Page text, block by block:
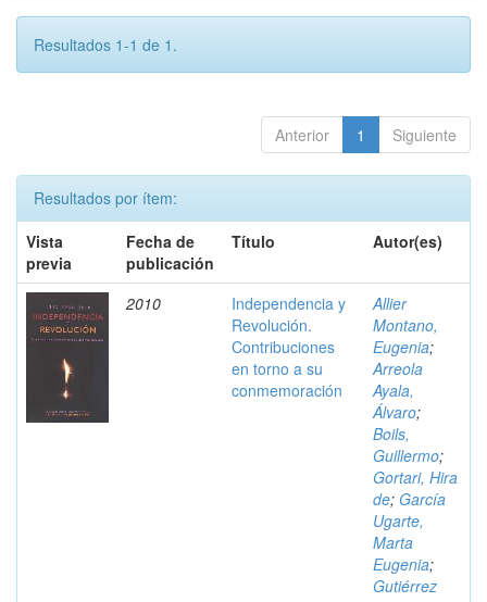
Resultados 1-1 de 1.
Anterior 1 Siguiente
Resultados por ítem:
Vista
previa
Fecha de
publicación
Título Autor(es)
2010
Independencia y
Revolución.
Contribuciones
en torno a su
conmemoración
Allier
Montano,
Eugenia;
Arreola
Ayala,
Álvaro;
Boils,
Guillermo;
Gortari, Hira
de; García
Ugarte,
Marta
Eugenia;
Gutiérrez